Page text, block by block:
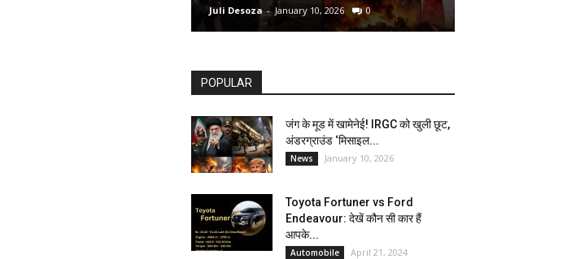
Juli Desoza - January 10, 2026 0
POPULAR
जंग के मूड में खामेनेई! IRGC को खुली छूट,
अंडरग्राउंड ‘मिसाइल...
News January 10, 2026
Toyota Fortuner vs Ford
Endeavour: देखें कौन सी कार हैं
आपके...
Automobile April 21, 2024